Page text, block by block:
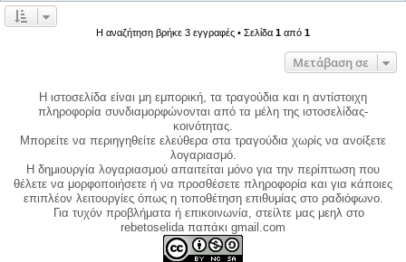
Η αναζήτηση βρήκε 3 εγγραφές • Σελίδα 1 από 1
Μετάβαση σε
Η ιστοσελίδα είναι μη εμπορική, τα τραγούδια και η αντίστοιχη
πληροφορία συνδιαμορφώνονται από τα μέλη της ιστοσελίδας-
κοινότητας.
Μπορείτε να περιηγηθείτε ελεύθερα στα τραγούδια χωρίς να ανοίξετε
λογαριασμό.
Η δημιουργία λογαριασμού απαιτείται μόνο για την περίπτωση που
θέλετε να μορφοποιήσετε ή να προσθέσετε πληροφορία και για κάποιες
επιπλέον λειτουργίες όπως η τοποθέτηση επιθυμίας στο ραδιόφωνο.
Για τυχόν προβλήματα ή επικοινωνία, στείλτε μας μεηλ στο
rebetoselida παπάκι gmail.com